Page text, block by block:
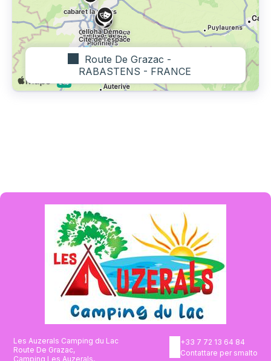
Route De Grazac -
RABASTENS - FRANCE
Les Auzerals Camping du Lac
Route De Grazac,
Camping Les Auzerals,
+33 7 72 13 64 84
Contattare per smalto